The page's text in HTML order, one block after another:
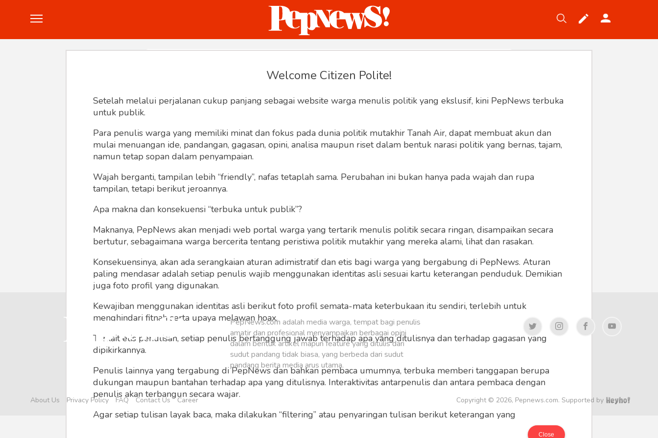
Ingat saya Lupa Sandi
Buat Akun Baru
Welcome Citizen Polite!
Setelah melalui perjalanan cukup panjang sebagai website warga menulis politik yang ekslusif, kini PepNews terbuka
untuk publik.
Para penulis warga yang memiliki minat dan fokus pada dunia politik mutakhir Tanah Air, dapat membuat akun dan
mulai menuangan ide, pandangan, gagasan, opini, analisa maupun riset dalam bentuk narasi politik yang bernas, tajam,
namun tetap sopan dalam penyampaian.
Wajah berganti, tampilan lebih “friendly”, nafas tetaplah sama. Perubahan ini bukan hanya pada wajah dan rupa
tampilan, tetapi berikut jeroannya.
Apa makna dan konsekuensi “terbuka untuk publik”?
Maknanya, PepNews akan menjadi web portal warga yang tertarik menulis politik secara ringan, disampaikan secara
bertutur, sebagaimana warga bercerita tentang peristiwa politik mutakhir yang mereka alami, lihat dan rasakan.
Konsekuensinya, akan ada serangkaian aturan adimistratif dan etis bagi warga yang bergabung di PepNews. Aturan
paling mendasar adalah setiap penulis wajib menggunakan identitas asli sesuai kartu keterangan penduduk. Demikian
juga foto profil yang digunakan.
Kewajiban menggunakan identitas asli berikut foto profil semata-mata keterbukaan itu sendiri, terlebih untuk
menghindari fitnah serta upaya melawan hoax.
Terkait etis penulisan, setiap penulis bertanggung jawab terhadap apa yang ditulisnya dan terhadap gagasan yang
dipikirkannya.
Penulis lainnya yang tergabung di PepNews dan bahkan pembaca umumnya, terbuka memberi tanggapan berupa
dukungan maupun bantahan terhadap apa yang ditulisnya. Interaktivitas antarpenulis dan antara pembaca dengan
penulis akan terbangun secara wajar.
Agar setiap tulisan layak baca, maka dilakukan “filtering” atau penyaringan tulisan berikut keterangan yang
Close
PepNews.com adalah media warga, tempat bagi penulis
amatir dan profesional menyampaikan berbagai opini
dalam bentuk artikel mapun feature yang ditulis dari
sudut pandang tidak biasa, yang berbeda dari sudut
pandang berita media arus utama.
About Us Privacy Policy FAQ Contact Us Career Copyright © 2026, Pepnews.com. Supported by